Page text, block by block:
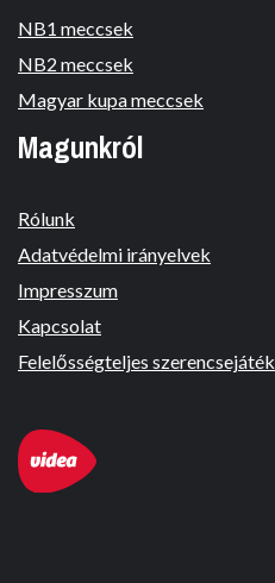
NB1 meccsek
NB2 meccsek
Magyar kupa meccsek
Magunkról
Rólunk
Adatvédelmi irányelvek
Impresszum
Kapcsolat
Felelősségteljes szerencsejáték